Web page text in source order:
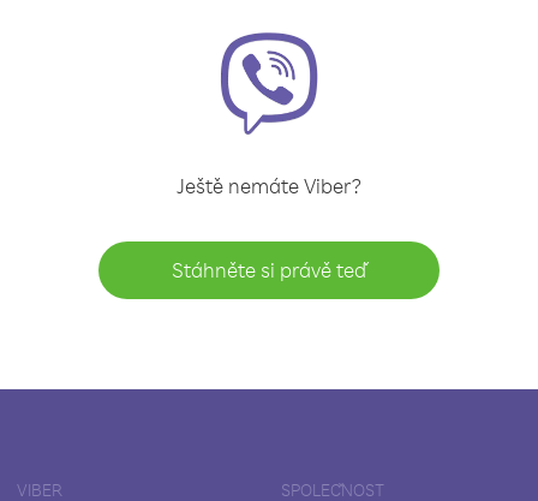
Ještě nemáte Viber?
Stáhněte si právě teď
VIBER SPOLEČNOST